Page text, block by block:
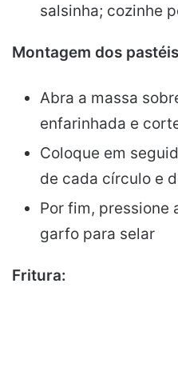
salsinha; cozinhe
Montagem dos
Abra a massa
enfarinhada e
Coloque em
de cada círculo e
Por fim, pressione
garfo para selar
Fritura: